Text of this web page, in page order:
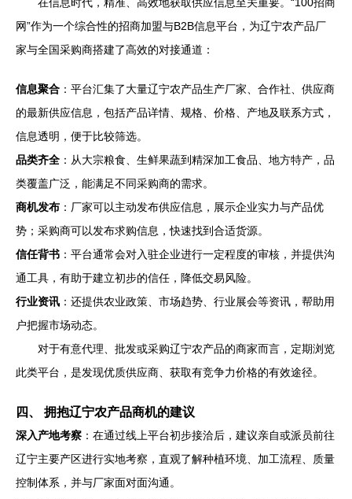
网”作为一个综合性的招商加盟与B2B信息平台，为辽宁农产品厂
家与全国采购商搭建了高效的对接通道：
信息聚合 ：平台汇集了大量辽宁农产品生产厂家、合作社、供应商
的最新供应信息，包括产品详情、规格、价格、产地及联系方式，
信息透明，便于比较筛选。
品类齐全 ：从大宗粮食、生鲜果蔬到精深加工食品、地方特产，品
类覆盖广泛，能满足不同采购商的需求。
商机发布 ：厂家可以主动发布供应信息，展示企业实力与产品优
势；采购商可以发布求购信息，快速找到合适货源。
信任背书 ：平台通常会对入驻企业进行一定程度的审核，并提供沟
通工具，有助于建立初步的信任，降低交易风险。
行业资讯 ：还提供农业政策、市场趋势、行业展会等资讯，帮助用
户把握市场动态。
对于有意代理、批发或采购辽宁农产品的商家而言，定期浏览
此类平台，是发现优质供应商、获取有竞争力价格的有效途径。
四、 拥抱辽宁农产品商机的建议
深入产地考察 ：在通过线上平台初步接洽后，建议亲自或派员前往
辽宁主要产区进行实地考察，直观了解种植环境、加工流程、质量
控制体系，并与厂家面对面沟通。